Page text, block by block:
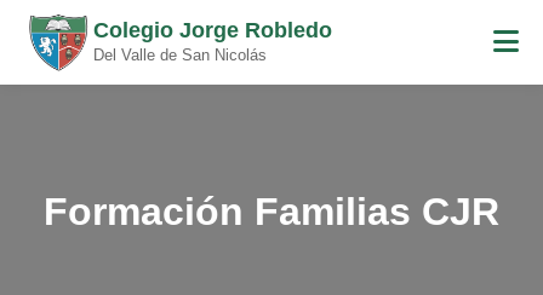
Colegio Jorge Robledo
Del Valle de San Nicolás
Formación Familias CJR